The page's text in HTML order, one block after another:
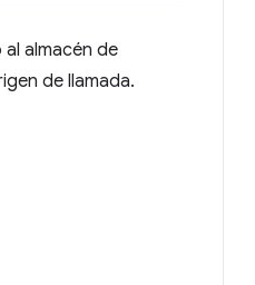
almacén de
de llamada.